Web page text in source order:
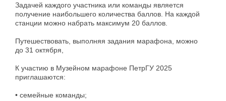
Задачей каждого участника или команды является
получение наибольшего количества баллов. На каждой
станции можно набрать максимум 20 баллов.
Путешествовать, выполняя задания марафона, можно
до 31 октября,
К участию в Музейном марафоне ПетрГУ 2025
приглашаются:
• семейные команды;